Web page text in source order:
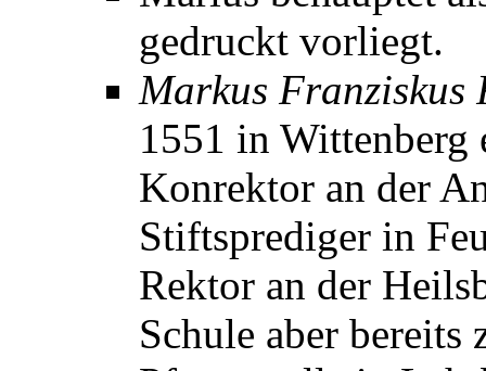
gedruckt vorliegt.
Markus Franziskus
1551 in Wittenberg
Konrektor an der
Stiftsprediger in
Rektor an der
Schule aber bereits